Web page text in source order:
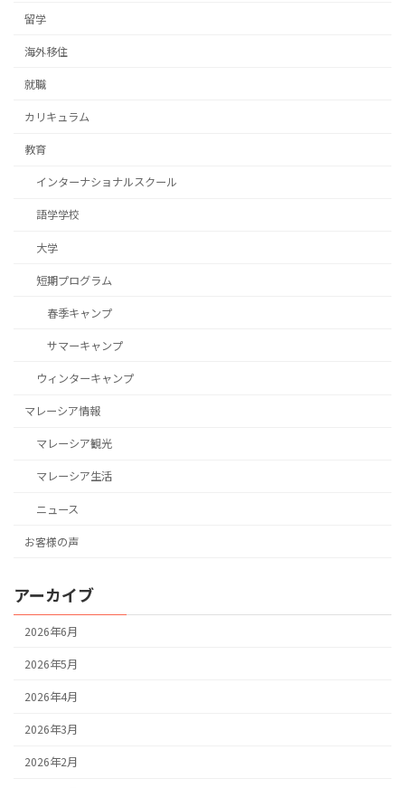
留学
海外移住
就職
カリキュラム
教育
インターナショナルスクール
語学学校
大学
短期プログラム
春季キャンプ
サマーキャンプ
ウィンターキャンプ
マレーシア情報
マレーシア観光
マレーシア生活
ニュース
お客様の声
アーカイブ
2026年6月
2026年5月
2026年4月
2026年3月
2026年2月